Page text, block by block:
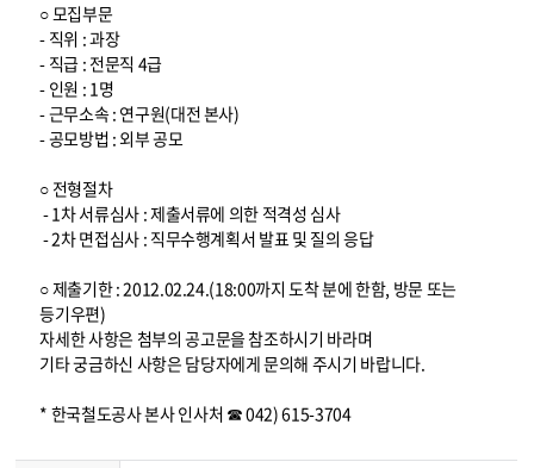
○ 모집부문
- 직위 : 과장
- 직급 : 전문직 4급
- 인원 : 1명
- 근무소속 : 연구원(대전 본사)
- 공모방법 : 외부 공모
○ 전형절차
- 1차 서류심사 : 제출서류에 의한 적격성 심사
- 2차 면접심사 : 직무수행계획서 발표 및 질의 응답
○ 제출기한 : 2012.02.24.(18:00까지 도착 분에 한함, 방문 또는
등기우편)
자세한 사항은 첨부의 공고문을 참조하시기 바라며
기타 궁금하신 사항은 담당자에게 문의해 주시기 바랍니다.
* 한국철도공사 본사 인사처 ☎ 042) 615-3704